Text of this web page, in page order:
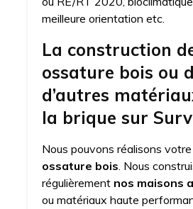
meilleure orientation etc.
La construction
ossature bois ou
d’autres
la brique sur
Nous pouvons réalisons votre
ossature bois. Nous
régulièrement nos maisons
ou matériaux haute